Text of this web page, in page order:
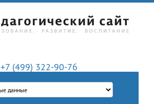
+7 (499) 322-90-76